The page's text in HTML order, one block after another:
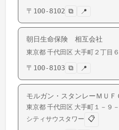
〒 100-8102 ⧉ 📍
朝日生命保険 相互会社
東京都 千代田区 大手町 ２丁目
〒 100-8103 ⧉ 📍
モルガン・スタンレーＭＵ
東京都 千代田区 大手町 １－９
シティサウスタワー 📋